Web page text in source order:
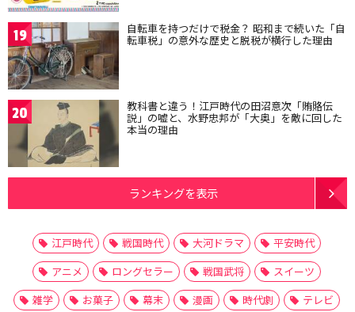
19 自転車を持つだけで税金？ 昭和まで続いた「自
転車税」の意外な歴史と脱税が横行した理由
20 教科書と違う！江戸時代の田沼意次「賄賂伝
説」の嘘と、水野忠邦が「大奥」を敵に回した
本当の理由
ランキングを表示
江戸時代 戦国時代 大河ドラマ
平安時代
アニメ
ロングセラー 戦国武将
スイーツ
雑学
お菓子 幕末 漫画 時代劇
テレビ